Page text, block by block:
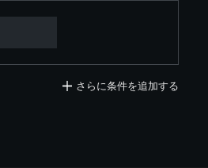
さらに条件を追加する